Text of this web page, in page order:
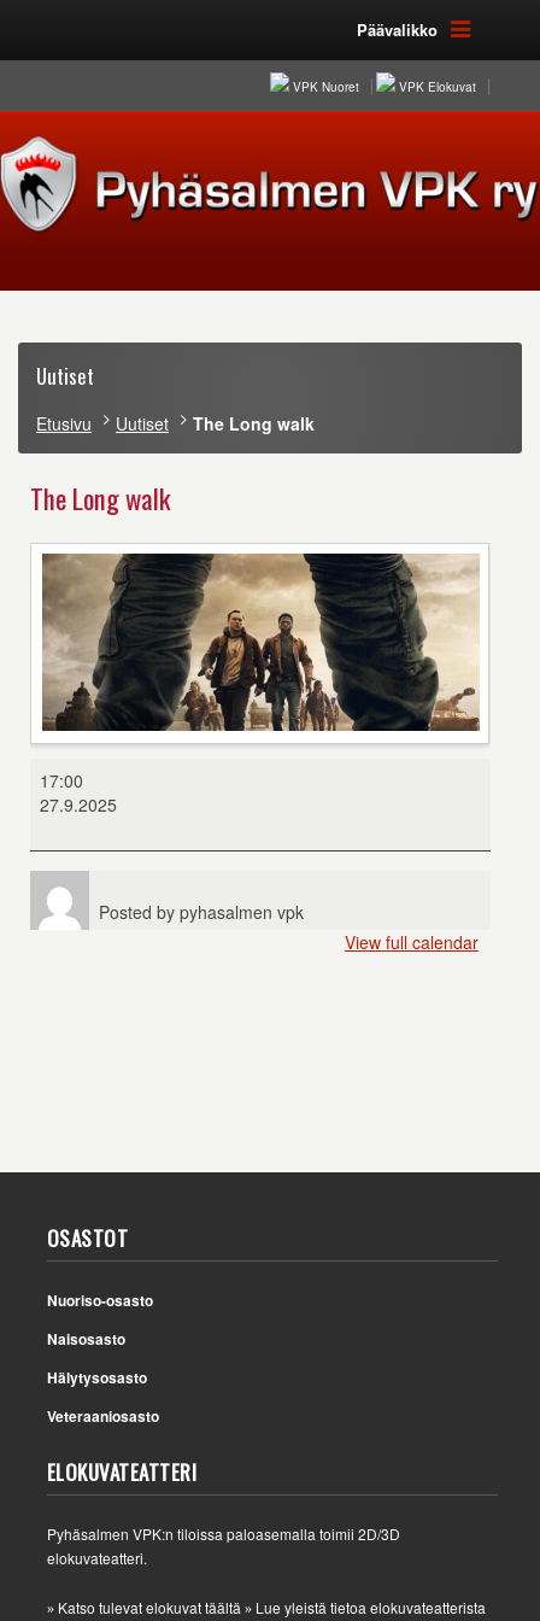
Päävalikko
VPK Nuoret VPK Elokuvat
Uutiset
Etusivu Uutiset The Long walk
The Long walk
Long
walk
17:00
27.9.2025
Posted by pyhasalmen vpk
View full calendar
OSASTOT
Nuoriso-osasto
Naisosasto
Hälytysosasto
Veteraaniosasto
ELOKUVATEATTERI
Pyhäsalmen VPK:n tiloissa paloasemalla toimii 2D/3D
elokuvateatteri.
» Katso tulevat elokuvat täältä » Lue yleistä tietoa elokuvateatterista